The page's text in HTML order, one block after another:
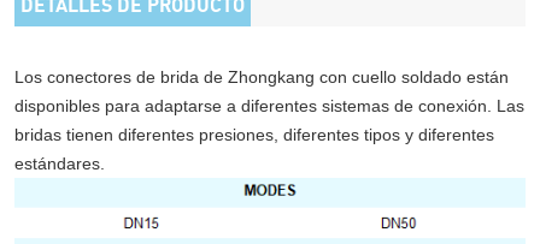
Los conectores de brida de Zhongkang con cuello soldado están
disponibles para adaptarse a diferentes sistemas de conexión. Las
bridas tienen diferentes presiones, diferentes tipos y diferentes
estándares.